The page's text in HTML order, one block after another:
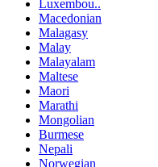
Luxembou..
Macedonian
Malagasy
Malay
Malayalam
Maltese
Maori
Marathi
Mongolian
Burmese
Nepali
Norwegian